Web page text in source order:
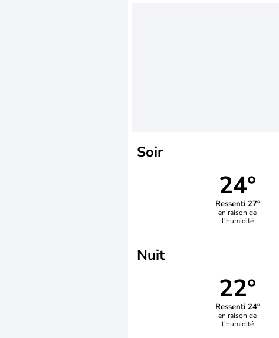
Soir
24°
Ressenti 27°
en raison de
l'humidité
Nuit
22°
Ressenti 24°
en raison de
l'humidité